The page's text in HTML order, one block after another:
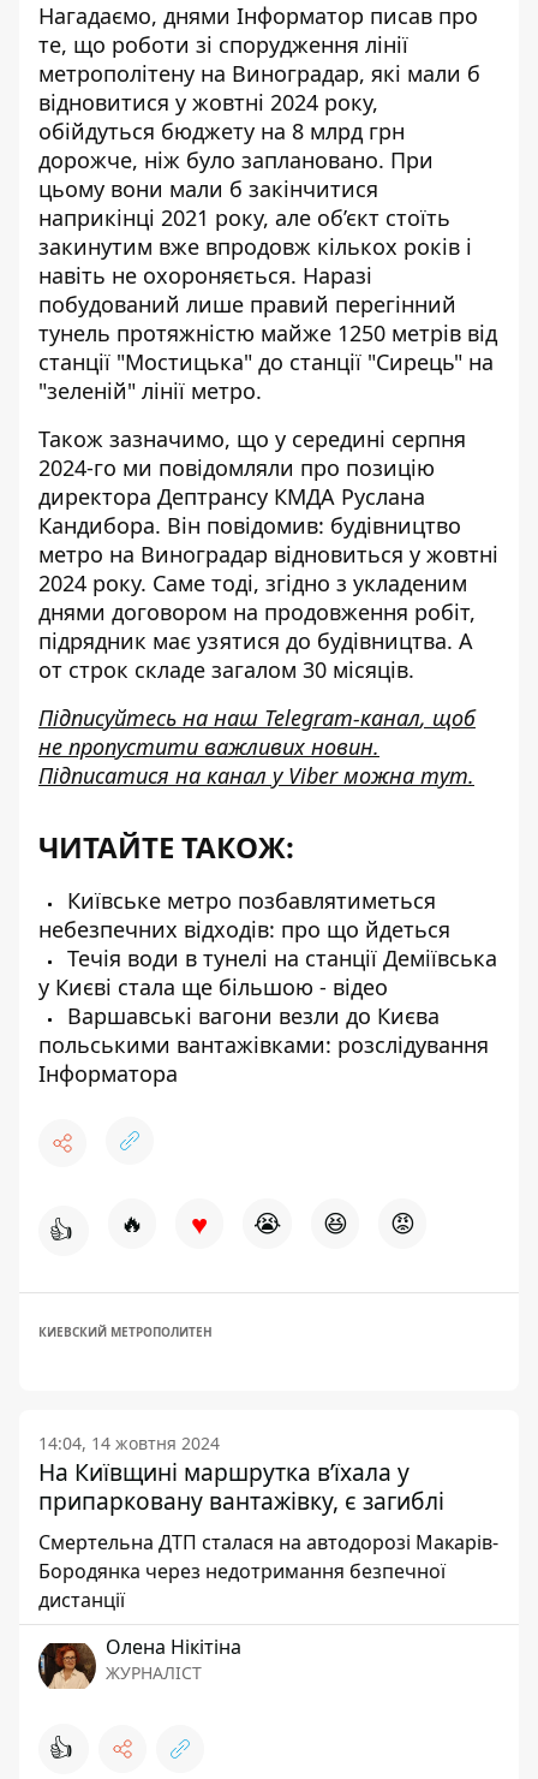
Нагадаємо, днями Інформатор писав про
те, що роботи зі спорудження лінії
метрополітену на Виноградар, які мали б
відновитися у жовтні 2024 року,
обійдуться бюджету на 8 млрд грн
дорожче, ніж було заплановано. При
цьому вони мали б закінчитися
наприкінці 2021 року, але об’єкт стоїть
закинутим вже впродовж кількох років і
навіть не охороняється. Наразі
побудований лише правий перегінний
тунель протяжністю майже 1250 метрів від
станції "Мостицька" до станції "Сирець" на
"зеленій" лінії метро.
Також зазначимо, що у середині серпня
2024-го ми повідомляли про позицію
директора Дептрансу КМДА Руслана
Кандибора. Він повідомив: будівництво
метро на Виноградар відновиться у жовтні
2024 року. Саме тоді, згідно з укладеним
днями договором на продовження робіт,
підрядник має узятися до будівництва. А
от строк складе загалом 30 місяців.
Підписуйтесь на наш Telegram-канал, щоб
не пропустити важливих новин.
Підписатися на канал у Viber можна тут.
ЧИТАЙТЕ ТАКОЖ:
Київське метро позбавлятиметься
небезпечних відходів: про що йдеться
Течія води в тунелі на станції Деміївська
у Києві стала ще більшою - відео
Варшавські вагони везли до Києва
польськими вантажівками: розслідування
Інформатора
👍 🔥 ♥ 😭 😆 😡
КИЕВСКИЙ МЕТРОПОЛИТЕН
14:04, 14 жовтня 2024
На Київщині маршрутка в’їхала у
припарковану вантажівку, є загиблі
Смертельна ДТП сталася на автодорозі Макарів-
Бородянка через недотримання безпечної
дистанції
Олена Нікітіна
ЖУРНАЛІСТ
👍